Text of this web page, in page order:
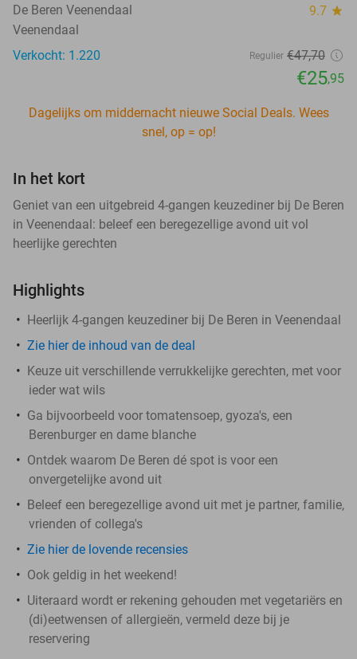
De Beren Veenendaal 9.7 star
Veenendaal
Verkocht: 1.220
Regulier €47,70
€25,95
Dagelijks om middernacht nieuwe Social Deals. Wees
snel, op = op!
In het kort
Geniet van een uitgebreid 4-gangen keuzediner bij De Beren
in Veenendaal: beleef een beregezellige avond uit vol
heerlijke gerechten
Highlights
Heerlijk 4-gangen keuzediner bij De Beren in Veenendaal
Zie hier de inhoud van de deal
Keuze uit verschillende verrukkelijke gerechten, met voor
ieder wat wils
Ga bijvoorbeeld voor tomatensoep, gyoza's, een
Berenburger en dame blanche
Ontdek waarom De Beren dé spot is voor een
onvergetelijke avond uit
Beleef een beregezellige avond uit met je partner, familie,
vrienden of collega's
Zie hier de lovende recensies
Ook geldig in het weekend!
Uiteraard wordt er rekening gehouden met vegetariërs en
(di)eetwensen of allergieën, vermeld deze bij je
reservering